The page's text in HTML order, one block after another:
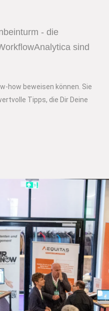
- die
sind
how beweisen können. Sie
Tipps, die Dir Deine